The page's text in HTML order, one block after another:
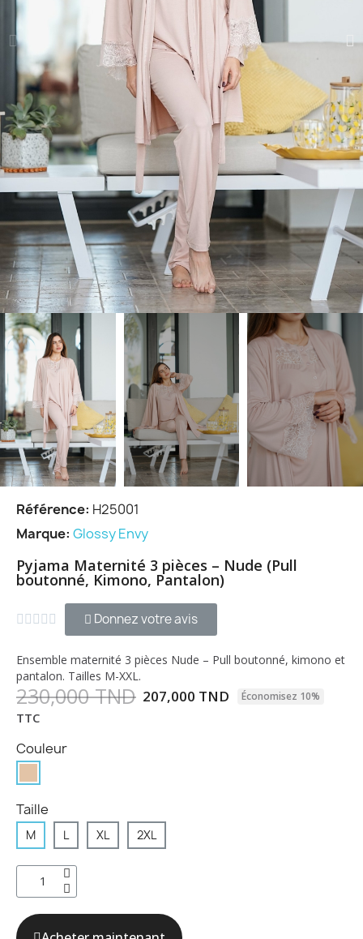
Référence H25001
Marque Glossy Envy
Pyjama Maternité 3 pièces – Nude (Pull
boutonné, Kimono, Pantalon)
     Donnez votre avis
Ensemble maternité 3 pièces Nude – Pull boutonné, kimono et
pantalon. Tailles M-XXL.
230,000 TND 207,000 TND Économisez 10%
TTC
Couleur
Taille
M L XL 2XL